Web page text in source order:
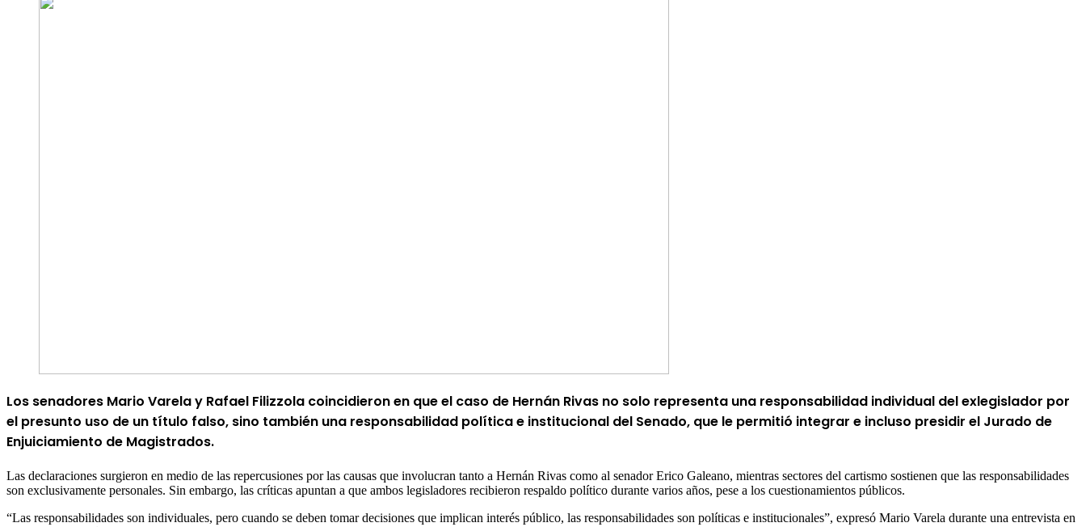
Los senadores Mario Varela y Rafael Filizzola coincidieron en que el caso de Hernán Rivas no solo representa una responsabilidad individual del exlegislador por
el presunto uso de un título falso, sino también una responsabilidad política e institucional del Senado, que le permitió integrar e incluso presidir el Jurado de
Enjuiciamiento de Magistrados.
Las declaraciones surgieron en medio de las repercusiones por las causas que involucran tanto a Hernán Rivas como al senador Erico Galeano, mientras sectores del cartismo sostienen que las responsabilidades
son exclusivamente personales. Sin embargo, las críticas apuntan a que ambos legisladores recibieron respaldo político durante varios años, pese a los cuestionamientos públicos.
“Las responsabilidades son individuales, pero cuando se deben tomar decisiones que implican interés público, las responsabilidades son políticas e institucionales”, expresó Mario Varela durante una entrevista en